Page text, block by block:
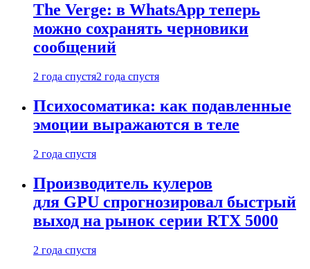
The Verge: в WhatsApp теперь
можно сохранять черновики
сообщений
2 года спустя2 года спустя
Психосоматика: как подавленные
эмоции выражаются в теле
2 года спустя
Производитель кулеров
для GPU спрогнозировал быстрый
выход на рынок серии RTX 5000
2 года спустя